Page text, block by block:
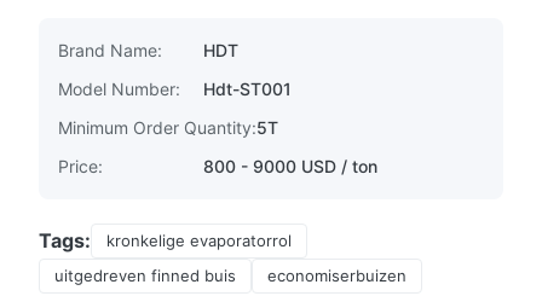
Brand Name:
HDT
Model Number:
Hdt-ST001
Minimum Order Quantity:5T
Price:
800 - 9000 USD / ton
Tags:
kronkelige evaporatorrol
uitgedreven finned buis
economiserbuizen